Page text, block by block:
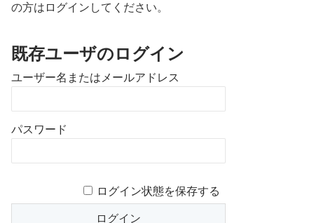
の方はログインしてください。
既存ユーザのログイン
ユーザー名またはメールアドレス
パスワード
ログイン状態を保存する